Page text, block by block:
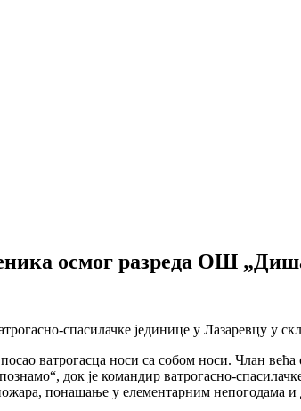
осмог разреда ОШ
спасилачке јединице у Лазаревцу у
ватрогасца носи са собом носи. Члан
док је командир ватрогасно-
понашање у елементарним непогодама